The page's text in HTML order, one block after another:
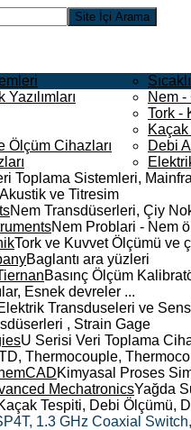
Ölçüm Cihazları
Nem -
Tork -
Debi
Toplama Sistemleri,
Akustik ve Titresim
Nem Transdüserleri, Çiy
Nem Problari - Nem
Tork ve Kuvvet Ölçümü ve
Baglantı ara yüzleri
Basınç Ölçüm
Esnek devreler ...
Transduseleri ve
, Strain Gage
U Serisi Veri Toplama
Thermocouple,
Kimyasal Proses
MechatronicsYağda
Tespiti, Debi Ölçümü,
1.3 GHz Coaxial